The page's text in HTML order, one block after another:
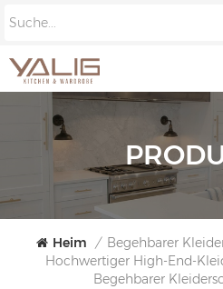
Heim / Begehbarer
Hochwertiger High-End-
Begehbarer